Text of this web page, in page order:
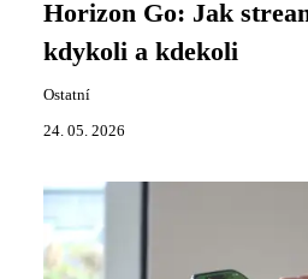
Horizon Go: Jak
kdykoli a kdekoli
Ostatní
24. 05. 2026